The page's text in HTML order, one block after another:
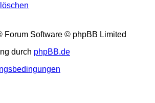
Forum Software © phpBB Limited
durch phpBB.de